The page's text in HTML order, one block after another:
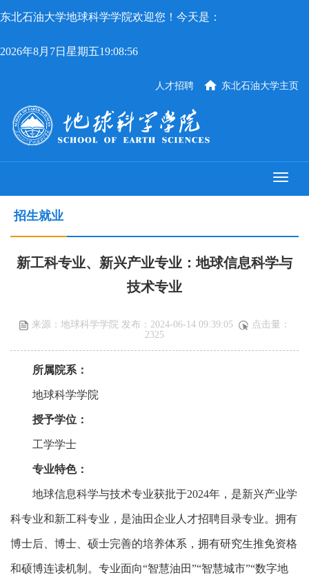
东北石油大学地球科学学院欢迎您！今天是：
2026年8月7日星期五19:08:56
东北石油大学主页
人才招聘
招生就业
新工科专业、新兴产业专业：地球信息科学与
技术专业
来源：地球科学学院 发布：2024-06-14 09:39:05
点击量：
2325
所属院系：
地球科学学院
授予学位：
工学学士
专业特色：
地球信息科学与技术专业获批于2024年，是新兴产业学
科专业和新工科专业，是油田企业人才招聘目录专业。拥有
博士后、博士、硕士完善的培养体系，拥有研究生推免资格
和硕博连读机制。专业面向“智慧油田”“智慧城市”“数字地